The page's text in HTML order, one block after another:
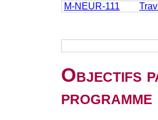
M-NEUR-111
Objectifs
programme